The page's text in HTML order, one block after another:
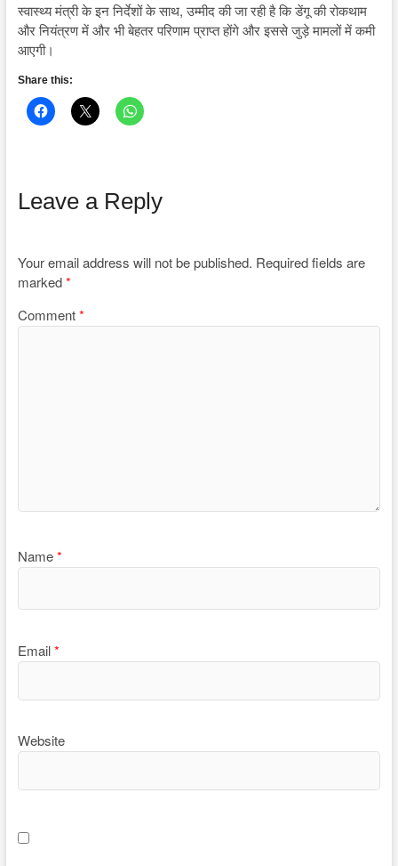
स्वास्थ्य मंत्री के इन निर्देशों के साथ, उम्मीद की जा रही है कि डेंगू की रोकथाम
और नियंत्रण में और भी बेहतर परिणाम प्राप्त होंगे और इससे जुड़े मामलों में कमी
आएगी।
Share this:
Leave a Reply
Your email address will not be published. Required fields are
marked*
Comment*
Name*
Email*
Website